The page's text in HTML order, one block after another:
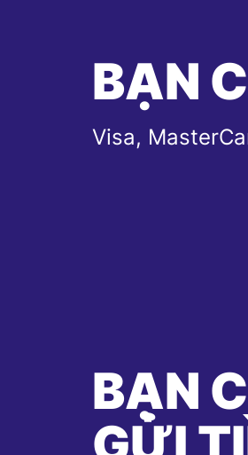
BẠN
Visa,
BẠN